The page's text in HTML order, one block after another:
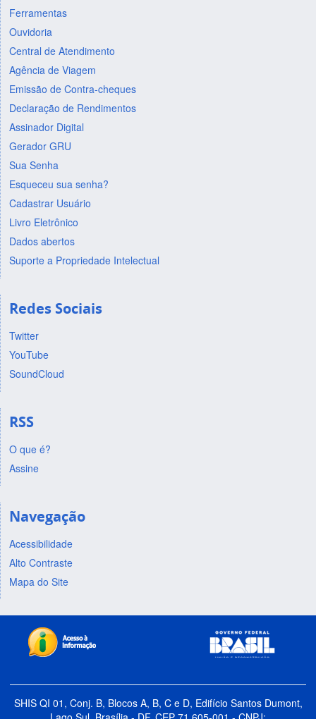
Ferramentas
Ouvidoria
Central de Atendimento
Agência de Viagem
Emissão de Contra-cheques
Declaração de Rendimentos
Assinador Digital
Gerador GRU
Sua Senha
Esqueceu sua senha?
Cadastrar Usuário
Livro Eletrônico
Dados abertos
Suporte a Propriedade Intelectual
Redes Sociais
Twitter
YouTube
SoundCloud
RSS
O que é?
Assine
Navegação
Acessibilidade
Alto Contraste
Mapa do Site
SHIS QI 01, Conj. B, Blocos A, B, C e D, Edifício Santos Dumont,